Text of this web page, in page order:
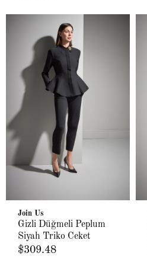
Join Us
Gizli Düğmeli Peplum
Siyah Triko Ceket
$309.48